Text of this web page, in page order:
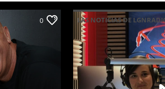
0 LAS NOTICIAS DE